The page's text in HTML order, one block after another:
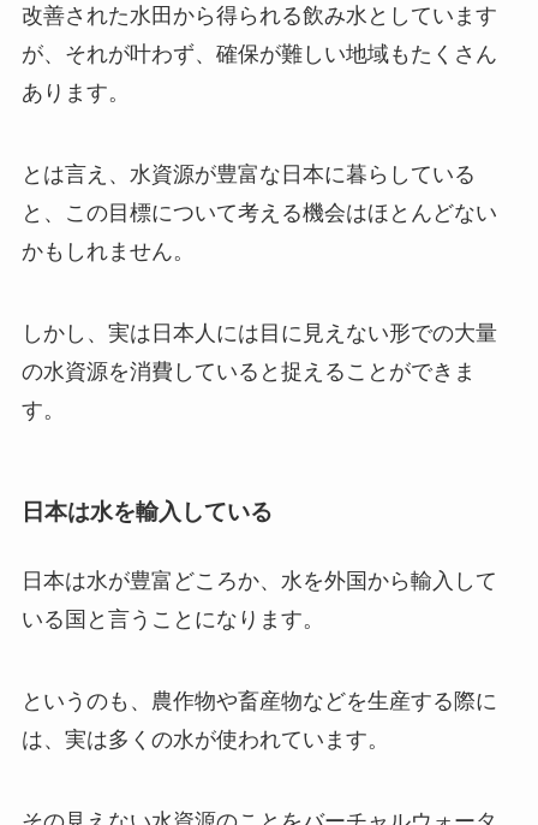
改善された水田から得られる飲み水としています
が、それが叶わず、確保が難しい地域もたくさん
あります。
とは言え、水資源が豊富な日本に暮らしている
と、この目標について考える機会はほとんどない
かもしれません。
しかし、実は日本人には目に見えない形での大量
の水資源を消費していると捉えることができま
す。
日本は水を輸入している
日本は水が豊富どころか、水を外国から輸入して
いる国と言うことになります。
というのも、農作物や畜産物などを生産する際に
は、実は多くの水が使われています。